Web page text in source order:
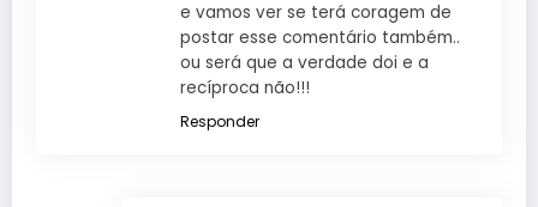
e vamos ver se terá coragem de
postar esse comentário também..
ou será que a verdade doi e a
recíproca não!!!
Responder